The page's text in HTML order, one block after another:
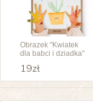
Obrazek "Kwiatek
dla babci i dziadka"
19zł